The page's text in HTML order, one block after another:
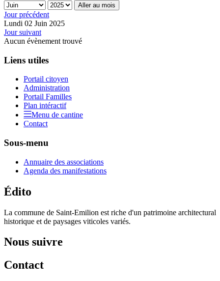
Aller au mois
Jour précédent
Lundi 02 Juin 2025
Jour suivant
Aucun évènement trouvé
Liens utiles
Portail citoyen
Administration
Portail Familles
Plan intéractif
Menu de cantine
Contact
Sous-menu
Annuaire des associations
Agenda des manifestations
Édito
La commune de Saint-Emilion est riche d'un patrimoine architectural
historique et de paysages viticoles variés.
Nous suivre
Contact